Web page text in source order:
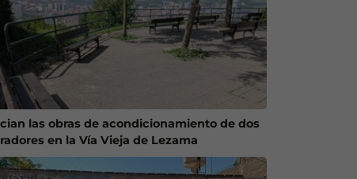
las obras de acondicionamiento de dos
en la Vía Vieja de Lezama